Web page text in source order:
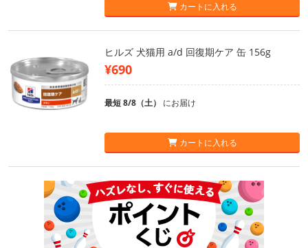
カートに入れる
ヒルズ 犬猫用 a/d 回復期ケア 缶 156g
¥690
最短 8/8（土） にお届け
カートに入れる